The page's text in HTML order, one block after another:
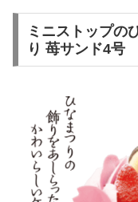
ミニストップ
り 苺サンド4号